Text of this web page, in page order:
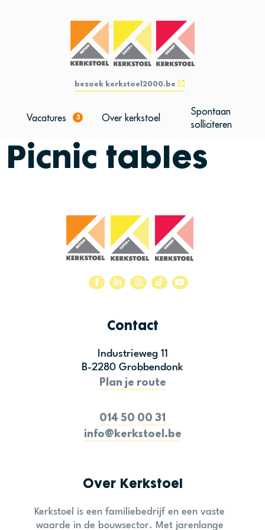
bezoek kerkstoel2000.be
Vacatures 3 Over kerkstoel
Spontaan
solliciteren
Picnic tables
Contact
Industrieweg 11
B-2280 Grobbendonk
Plan je route
014 50 00 31
info@kerkstoel.be
Over Kerkstoel
Kerkstoel is een familiebedrijf en een vaste
waarde in de bouwsector. Met jarenlange